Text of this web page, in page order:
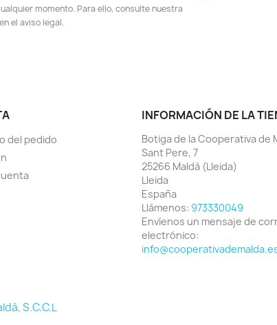
momento. Para ello, consulte nuestra
el aviso legal.
del pedido
INFORMACIÓN DE LA
Botiga de la Cooperativa de
Sant Pere, 7
25266 Maldà (Lleida)
Lleida
España
Llámenos: 973330049
Envíenos un mensaje de
electrónico:
S.C.C.L